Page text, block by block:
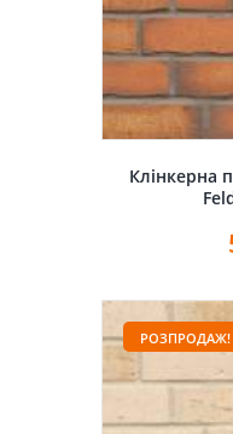
Клінкерна
РОЗПРОДАЖ!